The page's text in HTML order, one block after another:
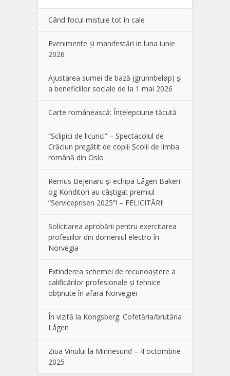
Când focul mistuie tot în cale
Evenimente și manifestări in luna iunie
2026
Ajustarea sumei de bază (grunnbeløp) și
a beneficiilor sociale de la 1 mai 2026
Carte românească: Înțelepciune tăcută
”Sclipici de licurici” – Spectacolul de
Crăciun pregătit de copiii Școlii de limba
română din Oslo
Remus Bejenaru și echipa Lågen Bakeri
og Konditori au câștigat premiul
”Serviceprisen 2025”! – FELICITĂRI!
Solicitarea aprobării pentru exercitarea
profesiilor din domeniul electro în
Norvegia
Extinderea schemei de recunoaștere a
calificărilor profesionale și tehnice
obținute în afara Norvegiei
În vizită la Kongsberg: Cofetăria/brutăria
Lågen
Ziua Vinului la Minnesund – 4 octombrie
2025